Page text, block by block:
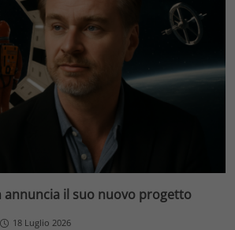
annuncia il suo nuovo progetto
18 Luglio 2026